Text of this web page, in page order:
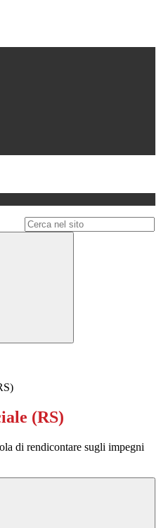
(RS)
di rendicontare sugli impegni